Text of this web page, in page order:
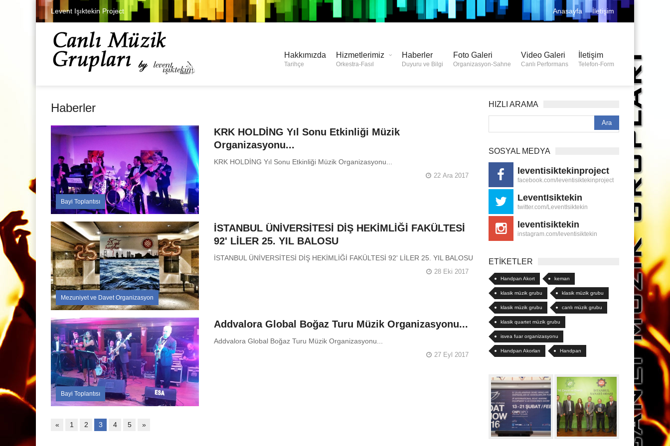
Levent Işıktekin Project Anasayfa İletişim
Hakkımızda
Tarihçe
Hizmetlerimiz
Orkestra-Fasıl
Haberler
Duyuru ve Bilgi
Foto Galeri
Organizasyon-Sahne
Video Galeri
Canlı Performans
İletişim
Telefon-Form
Haberler
Bayi Toplantısı
KRK HOLDİNG Yıl Sonu Etkinliği Müzik
Organizasyonu...
KRK HOLDİNG Yıl Sonu Etkinliği Müzik Organizasyonu...
22 Ara 2017
Mezuniyet ve Davet Organizasyon
İSTANBUL ÜNİVERSİTESİ DİŞ HEKİMLİĞİ FAKÜLTESİ
92' LİLER 25. YIL BALOSU
İSTANBUL ÜNİVERSİTESİ DİŞ HEKİMLİĞİ FAKÜLTESİ 92' LİLER 25. YIL BALOSU
28 Eki 2017
Bayi Toplantısı
Addvalora Global Boğaz Turu Müzik Organizasyonu...
Addvalora Global Boğaz Turu Müzik Organizasyonu...
27 Eyl 2017
« 1 2 3 4 5 »
HIZLI ARAMA
SOSYAL MEDYA
leventisiktekinproject
facebook.com/leventisiktekinproject
LeventIsiktekin
twitter.com/LeventIsiktekin
leventisiktekin
instagram.com/leventisiktekin
ETİKETLER
Handpan Akort keman
klasik müzik grubu klasik müzik grubu
klasik müzik grubu canlı müzik grubu
klasik quartet müzik grubu
isvea fuar organizasyonu
Handpan Akorları Handpan